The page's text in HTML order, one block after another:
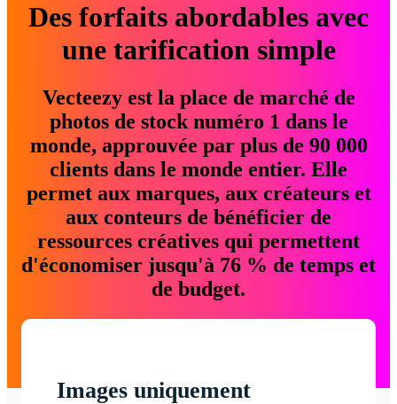
Des forfaits abordables avec
une tarification simple
Vecteezy est la place de marché de
photos de stock numéro 1 dans le
monde, approuvée par plus de 90 000
clients dans le monde entier. Elle
permet aux marques, aux créateurs et
aux conteurs de bénéficier de
ressources créatives qui permettent
d'économiser jusqu'à 76 % de temps et
de budget.
Images uniquement